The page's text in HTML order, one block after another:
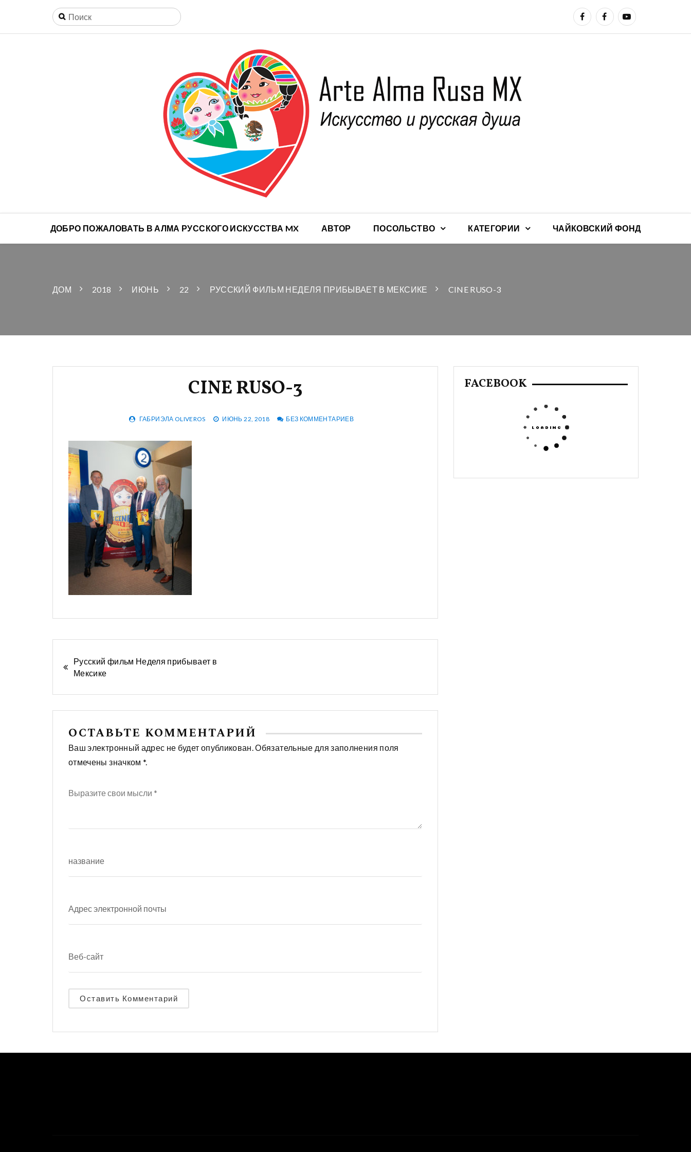
ДОБРО ПОЖАЛОВАТЬ В АЛМА РУССКОГО ИСКУССТВА MX АВТОР ПОСОЛЬСТВО КАТЕГОРИИ ЧАЙКОВСКИЙ ФОНД
ДОМ 2018 ИЮНЬ 22 РУССКИЙ ФИЛЬМ НЕДЕЛЯ ПРИБЫВАЕТ В МЕКСИКЕ CINE RUSO-3
CINE RUSO-3
ГАБРИЭЛА OLIVEROS ИЮНЬ 22, 2018 БЕЗ КОММЕНТАРИЕВ
Навигация
публикациям
Русский фильм Неделя прибывает в
Мексике
ОСТАВЬТЕ КОММЕНТАРИЙ
Ваш электронный адрес не будет опубликован. Обязательные для заполнения поля
отмечены значком *.
FACEBOOK